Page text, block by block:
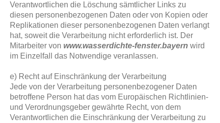
Verantwortlichen die Löschung sämtlicher Links zu
diesen personenbezogenen Daten oder von Kopien oder
Replikationen dieser personenbezogenen Daten verlangt
hat, soweit die Verarbeitung nicht erforderlich ist. Der
Mitarbeiter von www.wasserdichte-fenster.bayern wird
im Einzelfall das Notwendige veranlassen.
e) Recht auf Einschränkung der Verarbeitung
Jede von der Verarbeitung personenbezogener Daten
betroffene Person hat das vom Europäischen Richtlinien-
und Verordnungsgeber gewährte Recht, von dem
Verantwortlichen die Einschränkung der Verarbeitung zu